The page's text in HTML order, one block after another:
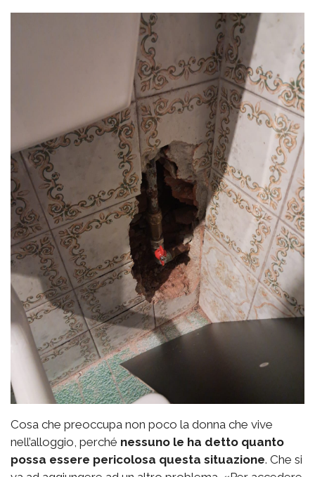
Cosa che preoccupa non poco la donna che vive
nell’alloggio, perché nessuno le ha detto quanto
possa essere pericolosa questa situazione. Che si